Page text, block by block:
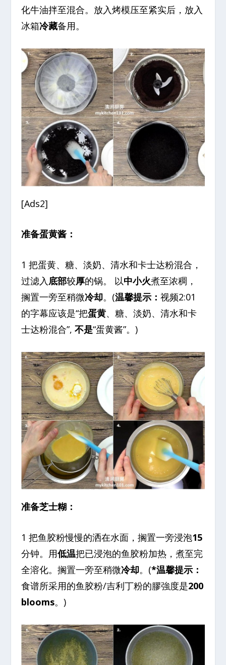
化牛油拌至混合。放入烤模压至紧实后，放入
冰箱冷藏备用。
[Ads2]
准备蛋黄酱：
1 把蛋黄、糖、淡奶、清水和卡士达粉混合，
过滤入底部较厚的锅。 以中小火煮至浓稠，
搁置一旁至稍微冷却。(温馨提示：视频2:01
的字幕应该是“把蛋黄、糖、淡奶、清水和卡
士达粉混合”,不是“蛋黄酱”。)
准备芝士糊：
1 把鱼胶粉慢慢的洒在水面，搁置一旁浸泡15
分钟。用低温把已浸泡的鱼胶粉加热，煮至完
全溶化。搁置一旁至稍微冷却。(*温馨提示：
食谱所采用的鱼胶粉/吉利丁粉的膠強度是200
blooms。)